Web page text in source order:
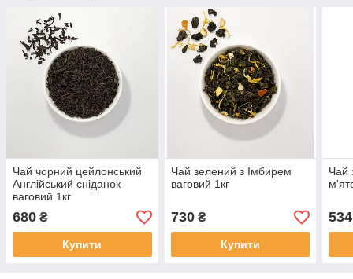
Чай чорний цейлонський
Англійський сніданок
ваговий 1кг
680 ₴
Купити
Чай зелений з Імбирем
ваговий 1кг
730₴
Купити
Чай
534